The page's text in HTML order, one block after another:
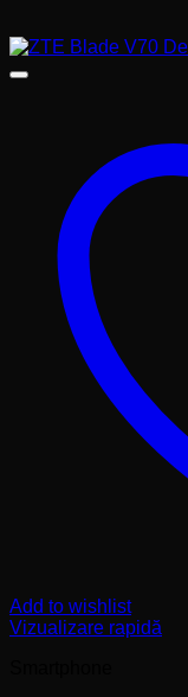
Add to wishlist
Vizualizare rapidă